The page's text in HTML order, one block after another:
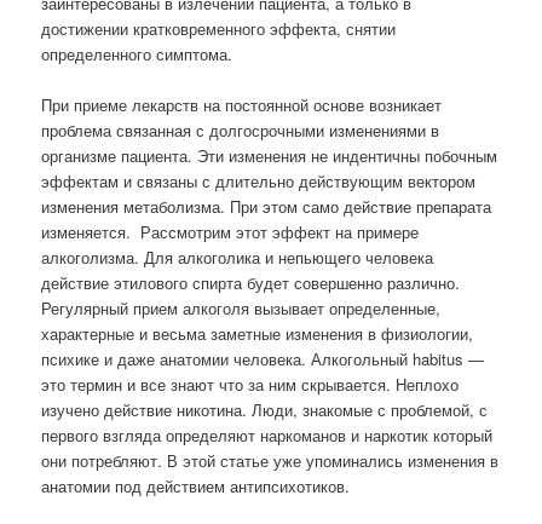
достижении кратковременного эффекта, снятии
определенного симптома.
При приеме лекарств на постоянной основе возникает
проблема связанная с долгосрочными изменениями в
организме пациента. Эти изменения не индентичны побочным
эффектам и связаны с длительно действующим вектором
изменения метаболизма. При этом само действие препарата
изменяется. Рассмотрим этот эффект на примере
алкоголизма. Для алкоголика и непьющего человека
действие этилового спирта будет совершенно различно.
Регулярный прием алкоголя вызывает определенные,
характерные и весьма заметные изменения в физиологии,
психике и даже анатомии человека. Алкогольный habitus —
это термин и все знают что за ним скрывается. Неплохо
изучено действие никотина. Люди, знакомые с проблемой, с
первого взгляда определяют наркоманов и наркотик который
они потребляют. В этой статье уже упоминались изменения в
анатомии под действием антипсихотиков.